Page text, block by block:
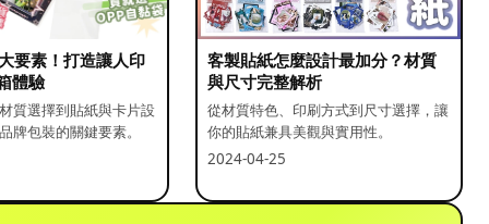
要素！打造讓人印
體驗
質選擇到貼紙與卡片設
牌包裝的關鍵要素。
客製貼紙怎麼設計最加分？材質
與尺寸完整解析
從材質特色、印刷方式到尺寸選擇，讓
你的貼紙兼具美觀與實用性。
2024-04-25